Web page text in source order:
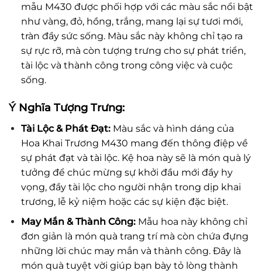
mẫu M430 được phối hợp với các màu sắc nổi bật
như vàng, đỏ, hồng, trắng, mang lại sự tươi mới,
tràn đầy sức sống. Màu sắc này không chỉ tạo ra
sự rực rỡ, mà còn tượng trưng cho sự phát triển,
tài lộc và thành công trong công việc và cuộc
sống.
Ý Nghĩa Tượng Trưng:
Tài Lộc & Phát Đạt:Màu sắc và hình dáng của
Hoa Khai Trương M430 mang đến thông điệp về
sự phát đạt và tài lộc. Kệ hoa này sẽ là món quà lý
tưởng để chúc mừng sự khởi đầu mới đầy hy
vọng, đầy tài lộc cho người nhận trong dịp khai
trương, lễ kỷ niệm hoặc các sự kiện đặc biệt.
May Mắn & Thành Công:Mẫu hoa này không chỉ
đơn giản là món quà trang trí mà còn chứa đựng
những lời chúc may mắn và thành công. Đây là
món quà tuyệt vời giúp bạn bày tỏ lòng thành